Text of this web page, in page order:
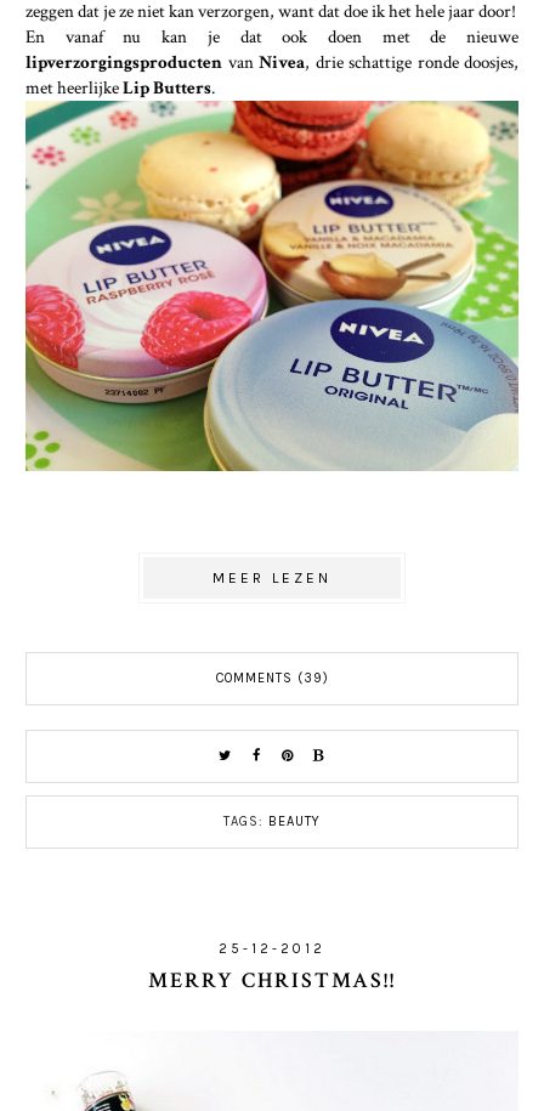
zeggen dat je ze niet kan verzorgen, want dat doe ik het hele jaar door!
En vanaf nu kan je dat ook doen met de nieuwe
lipverzorgingsproducten van Nivea, drie schattige ronde doosjes,
met heerlijkeLip Butters.
MEER LEZEN
COMMENTS (39)
TAGS: BEAUTY
25-12-2012
MERRY CHRISTMAS!!